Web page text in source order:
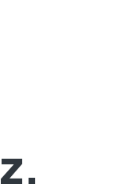
z.